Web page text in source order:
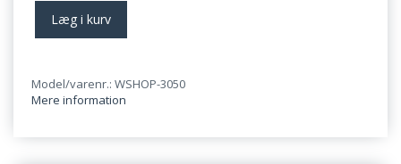
Læg i kurv
Model/varenr.: WSHOP-3050
Mere information